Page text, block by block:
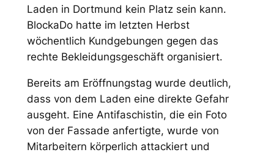
Laden in Dortmund kein Platz sein kann.
BlockaDo hatte im letzten Herbst
wöchentlich Kundgebungen gegen das
rechte Bekleidungsgeschäft organisiert.
Bereits am Eröffnungstag wurde deutlich,
dass von dem Laden eine direkte Gefahr
ausgeht. Eine Antifaschistin, die ein Foto
von der Fassade anfertigte, wurde von
Mitarbeitern körperlich attackiert und